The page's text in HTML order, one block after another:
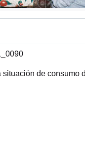
situación de consumo